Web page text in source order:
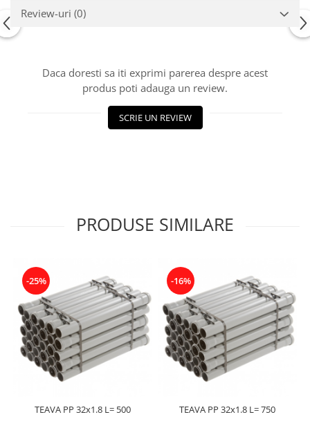
Review-uri (0)
Daca doresti sa iti exprimi parerea despre acest
produs poti adauga un review.
SCRIE UN REVIEW
PRODUSE SIMILARE
-25%
TEAVA PP 32x1.8 L= 500
-16%
TEAVA PP 32x1.8 L= 750